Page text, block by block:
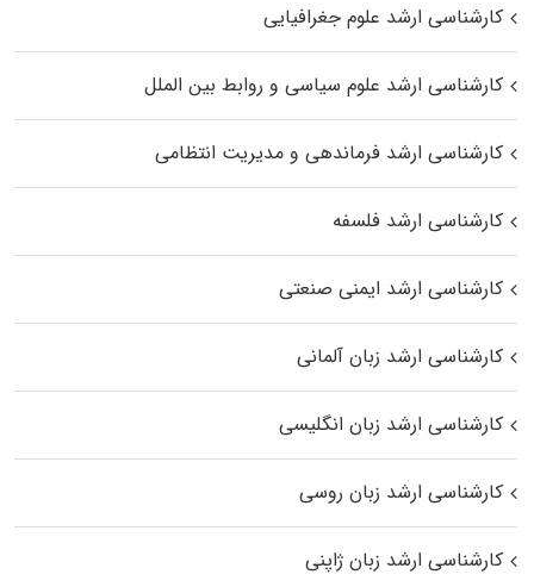
کارشناسی ارشد علوم جغرافیایی
کارشناسی ارشد علوم سیاسی و روابط بین الملل
کارشناسی ارشد فرماندهی و مدیریت انتظامی
کارشناسی ارشد فلسفه
کارشناسی ارشد ایمنی صنعتی
کارشناسی ارشد زبان آلمانی
کارشناسی ارشد زبان انگلیسی
کارشناسی ارشد زبان روسی
کارشناسی ارشد زبان ژاپنی